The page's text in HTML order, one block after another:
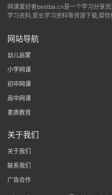
网课爱好者bestba.cn是一个学习分享
学习资料,家长学习资料等资源下载,帮
网站导航
幼儿启蒙
小学网课
初中网课
高中网课
素质教育
关于我们
关于我们
联系我们
广告合作